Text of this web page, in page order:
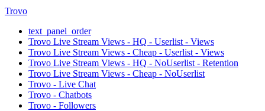
Trovo
text_panel_order
Trovo Live Stream Views - HQ - Userlist - Views
Trovo Live Stream Views - Cheap - Userlist - Views
Trovo Live Stream Views - HQ - NoUserlist - Retention
Trovo Live Stream Views - Cheap - NoUserlist
Trovo - Live Chat
Trovo - Chatbots
Trovo - Followers